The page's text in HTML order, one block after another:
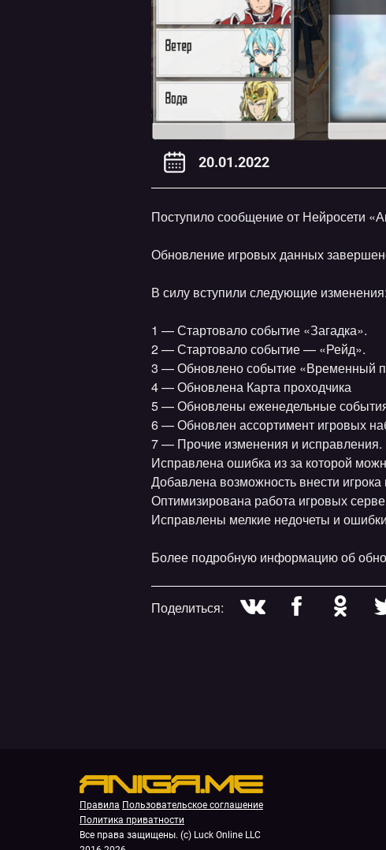
20.01.2022
Поступило сообщение от Нейросети
Обновление игровых данных
В силу вступили следующие изменения:
1 — Стартовало событие «Загадка».
2 — Стартовало событие — «Рейд».
3 — Обновлено событие «Временный
4 — Обновлена Карта проходчика
5 — Обновлены еженедельные
6 — Обновлен ассортимент игровых
7 — Прочие изменения и исправления.
Исправлена ошибка из за которой
Добавлена возможность внести
Оптимизирована работа игровых
Исправлены мелкие недочеты и
Более подробную информацию об
Поделиться:
Правила Пользовательское соглашение
Политика приватности
Все права защищены. (с) Luck Online LLC